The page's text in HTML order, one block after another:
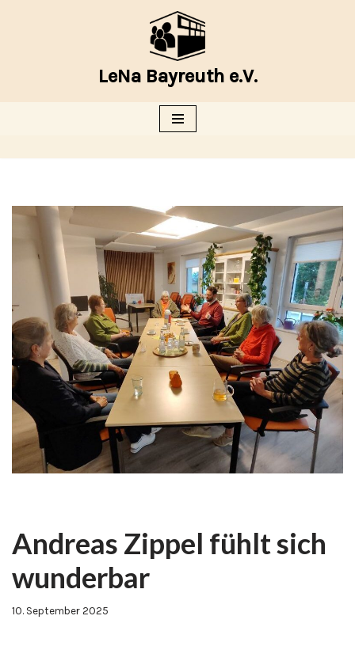
LeNa Bayreuth e.V.
Andreas Zippel fühlt sich
wunderbar
10. September 2025